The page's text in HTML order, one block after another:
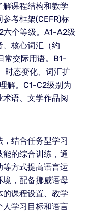
课程结构和教学
考框架(CEFR)标
六个等级。A1-A2级
、核心词汇（约
常交际用语。B1-
时态变化、词汇扩
解。C1-C2级别为
语、文学作品阅
结合任务型学习
的综合训练，通
方式提高语言运
境，配备挪威语母
课程设置、教学
学习目标和语言